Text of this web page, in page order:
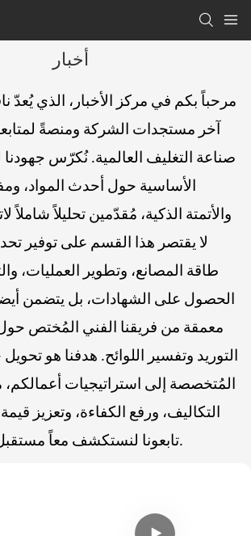
أخبار
مرحباً بكم في مركز الأخبار، الذي يُعدّ
آخر مستجدات الشركة ومنصةً
صناعة التغليف العالمية. نُكرّس
الأساسية حول أحدث المواد،
والأتمتة الذكية، مُقدّمين تحليلاً شاملاً
لا يقتصر هذا القسم على توفير
طاقة المصانع، وتطوير العمليات،
الحصول على الشهادات، بل يتضمن
معمقة من فريقنا الفني المُختص
التوريد وتفسير اللوائح. هدفنا هو تحويل
المُتخصصة إلى استراتيجيات
التكاليف، ورفع الكفاءة، وتعزيز قيمة
تابعونا لنستكشف معاً مستقبل صناعة التغليف.